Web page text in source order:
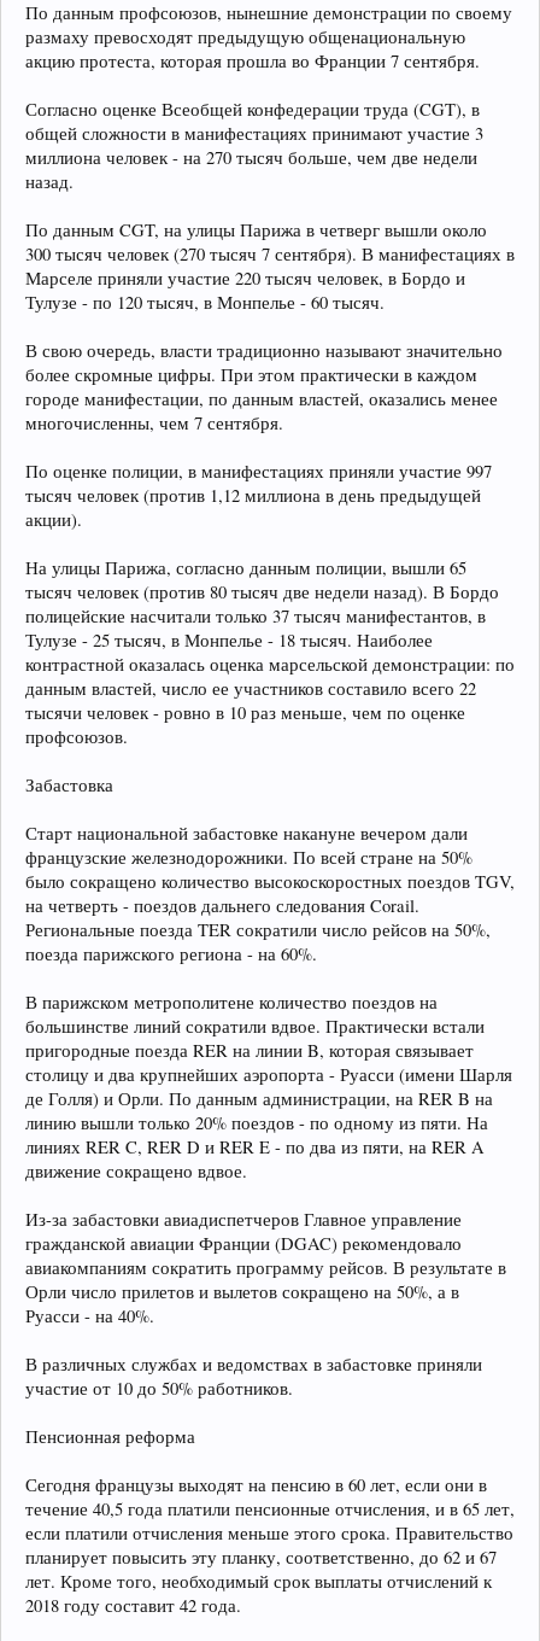
По данным профсоюзов, нынешние демонстрации по своему
размаху превосходят предыдущую общенациональную
акцию протеста, которая прошла во Франции 7 сентября.
Согласно оценке Всеобщей конфедерации труда (CGT), в
общей сложности в манифестациях принимают участие 3
миллиона человек - на 270 тысяч больше, чем две недели
назад.
По данным CGT, на улицы Парижа в четверг вышли около
300 тысяч человек (270 тысяч 7 сентября). В манифестациях в
Марселе приняли участие 220 тысяч человек, в Бордо и
Тулузе - по 120 тысяч, в Монпелье - 60 тысяч.
В свою очередь, власти традиционно называют значительно
более скромные цифры. При этом практически в каждом
городе манифестации, по данным властей, оказались менее
многочисленны, чем 7 сентября.
По оценке полиции, в манифестациях приняли участие 997
тысяч человек (против 1,12 миллиона в день предыдущей
акции).
На улицы Парижа, согласно данным полиции, вышли 65
тысяч человек (против 80 тысяч две недели назад). В Бордо
полицейские насчитали только 37 тысяч манифестантов, в
Тулузе - 25 тысяч, в Монпелье - 18 тысяч. Наиболее
контрастной оказалась оценка марсельской демонстрации: по
данным властей, число ее участников составило всего 22
тысячи человек - ровно в 10 раз меньше, чем по оценке
профсоюзов.
Забастовка
Старт национальной забастовке накануне вечером дали
французские железнодорожники. По всей стране на 50%
было сокращено количество высокоскоростных поездов TGV,
на четверть - поездов дальнего следования Corail.
Региональные поезда TER сократили число рейсов на 50%,
поезда парижского региона - на 60%.
В парижском метрополитене количество поездов на
большинстве линий сократили вдвое. Практически встали
пригородные поезда RER на линии B, которая связывает
столицу и два крупнейших аэропорта - Руасси (имени Шарля
де Голля) и Орли. По данным администрации, на RER B на
линию вышли только 20% поездов - по одному из пяти. На
линиях RER C, RER D и RER E - по два из пяти, на RER A
движение сокращено вдвое.
Из-за забастовки авиадиспетчеров Главное управление
гражданской авиации Франции (DGAC) рекомендовало
авиакомпаниям сократить программу рейсов. В результате в
Орли число прилетов и вылетов сокращено на 50%, а в
Руасси - на 40%.
В различных службах и ведомствах в забастовке приняли
участие от 10 до 50% работников.
Пенсионная реформа
Сегодня французы выходят на пенсию в 60 лет, если они в
течение 40,5 года платили пенсионные отчисления, и в 65 лет,
если платили отчисления меньше этого срока. Правительство
планирует повысить эту планку, соответственно, до 62 и 67
лет. Кроме того, необходимый срок выплаты отчислений к
2018 году составит 42 года.